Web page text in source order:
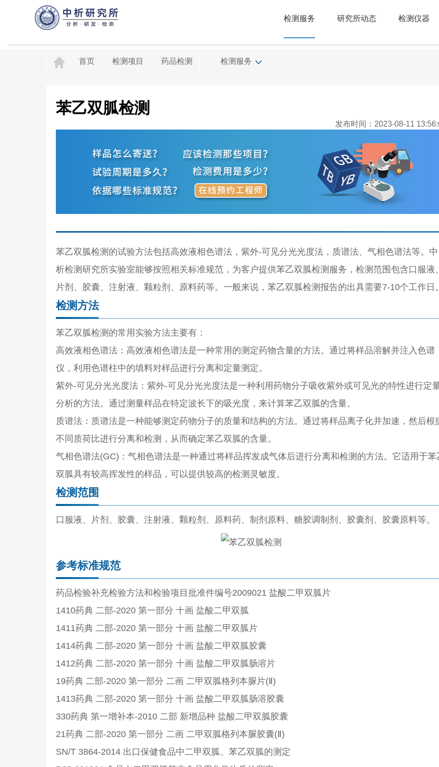
检测服务 研究所动态 检测仪器
首页 检测项目 药品检测 检测服务
苯乙双胍检测
发布时间：2023-08-11
苯乙双胍检测的试验方法包括高效液相色谱法，紫外-可见分光光度法，质谱法、气相色谱法等。中
析检测研究所实验室能够按照相关标准规范，为客户提供苯乙双胍检测服务，检测范围包含口服液、
片剂、胶囊、注射液、颗粒剂、原料药等。一般来说，苯乙双胍检测报告的出具需要7-10个工作日。
检测方法
苯乙双胍检测的常用实验方法主要有：
高效液相色谱法：高效液相色谱法是一种常用的测定药物含量的方法。通过将样品溶解并注入色谱
仪，利用色谱柱中的填料对样品进行分离和定量测定。
紫外-可见分光光度法：紫外-可见分光光度法是一种利用药物分子吸收紫外或可见光的特性进行定
分析的方法。通过测量样品在特定波长下的吸光度，来计算苯乙双胍的含量。
质谱法：质谱法是一种能够测定药物分子的质量和结构的方法。通过将样品离子化并加速，然后根
不同质荷比进行分离和检测，从而确定苯乙双胍的含量。
气相色谱法(GC)：气相色谱法是一种通过将样品挥发成气体后进行分离和检测的方法。它适用于苯
双胍具有较高挥发性的样品，可以提供较高的检测灵敏度。
检测范围
口服液、片剂、胶囊、注射液、颗粒剂、原料药、制剂原料、糖胶调制剂、胶囊剂、胶囊原料等。
参考标准规范
药品检验补充检验方法和检验项目批准件编号2009021 盐酸二甲双胍片
1410药典 二部-2020 第一部分 十画 盐酸二甲双胍
1411药典 二部-2020 第一部分 十画 盐酸二甲双胍片
1414药典 二部-2020 第一部分 十画 盐酸二甲双胍胶囊
1412药典 二部-2020 第一部分 十画 盐酸二甲双胍肠溶片
19药典 二部-2020 第一部分 二画 二甲双胍格列本脲片(Ⅱ)
1413药典 二部-2020 第一部分 十画 盐酸二甲双胍肠溶胶囊
330药典 第一增补本-2010 二部 新增品种 盐酸二甲双胍胶囊
21药典 二部-2020 第一部分 二画 二甲双胍格列本脲胶囊(Ⅱ)
SN/T 3864-2014 出口保健食品中二甲双胍、苯乙双胍的测定